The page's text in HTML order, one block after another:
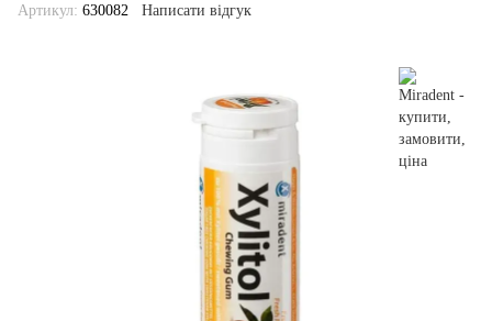
Артикул: 630082 Написати відгук